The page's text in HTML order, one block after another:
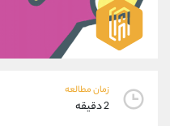
زمان مطالعه
2 دقیقه
واتساپ
تلگرام
پشتیبان فروش